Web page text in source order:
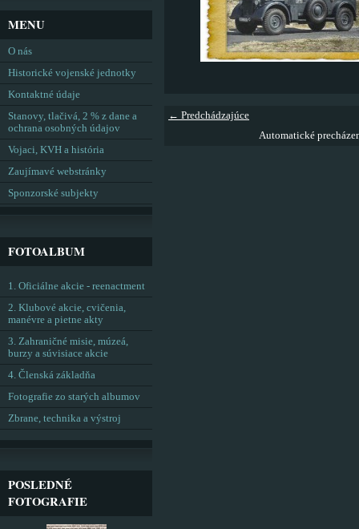
← Predchádzajúce
Automatické
MENU
O nás
Historické vojenské jednotky
Kontaktné údaje
Stanovy, tlačivá, 2 % z dane a
ochrana osobných údajov
Vojaci, KVH a história
Zaujímavé webstránky
Sponzorské subjekty
FOTOALBUM
1. Oficiálne akcie - reenactment
2. Klubové akcie, cvičenia,
manévre a pietne akty
3. Zahraničné misie, múzeá,
burzy a súvisiace akcie
4. Členská základňa
Fotografie zo starých albumov
Zbrane, technika a výstroj
POSLEDNÉ
FOTOGRAFIE